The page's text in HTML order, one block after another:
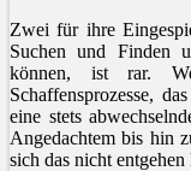
Zwei für ihre
Suchen und Finden
können, ist rar.
Schaffensprozesse,
eine stets
Angedachtem bis hin
sich das nicht entgehen